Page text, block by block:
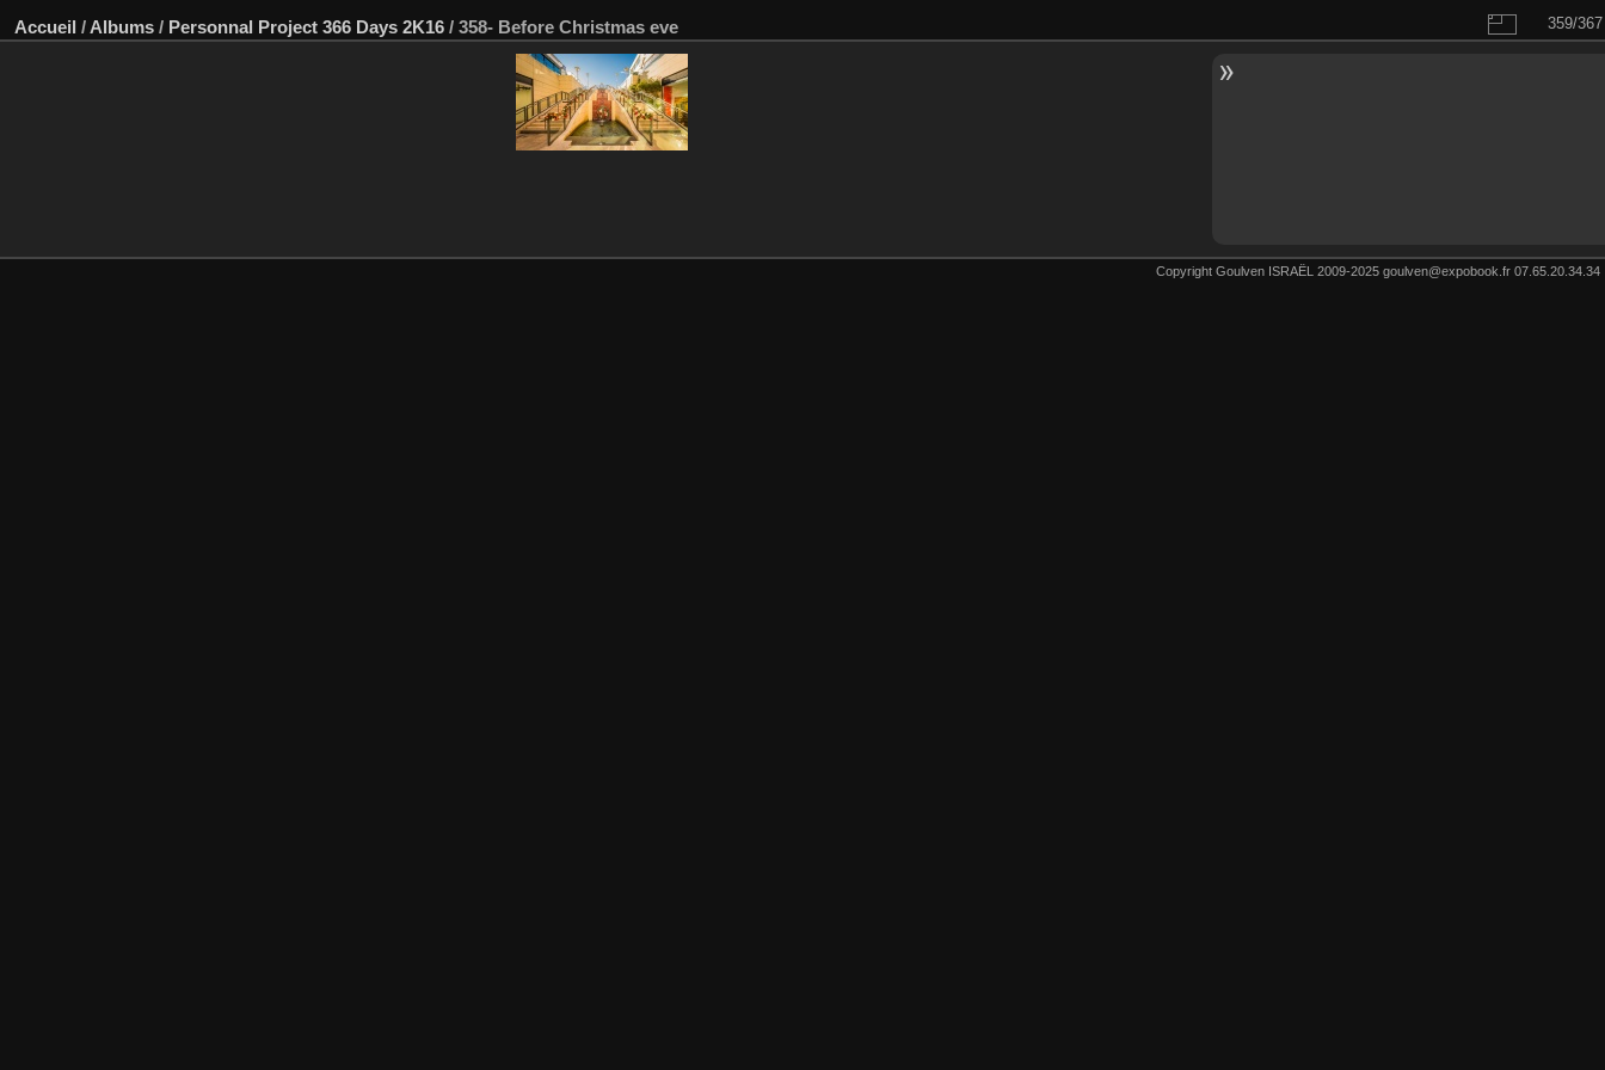
Accueil / Albums / Personnal Project 366 Days 2K16 / 358- Before Christmas eve 359/367
Copyright Goulven ISRAËL 2009-2025 goulven@expobook.fr 07.65.20.34.34